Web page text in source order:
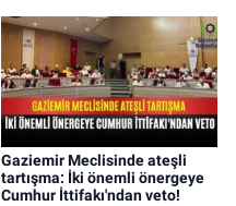
Gaziemir Meclisinde ateşli
tartışma: İki önemli önergeye
Cumhur İttifakı'ndan veto!